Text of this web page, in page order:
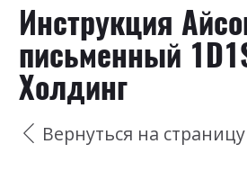
Инструкция
письменный
Холдинг
Вернуться на